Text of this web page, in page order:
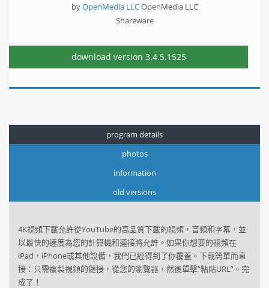
byOpenMedia LLCOpenMedia LLC
Shareware
download version 3.4.5.1525
program details
photos
information
old versions
4K視頻下載允許從YouTube的高品質下載的視頻，音頻和字幕 ，並
以最快的速度為您的計算機和連接將允許 。 如果你想要的視頻在
iPad， iPhone或其他設備 ，我們已經得到了你覆蓋 。 下載簡單而直
接 ：只需複製視頻的鏈接 ，從您的瀏覽器 ，然後單擊“粘貼URL ” 。 完
成了！